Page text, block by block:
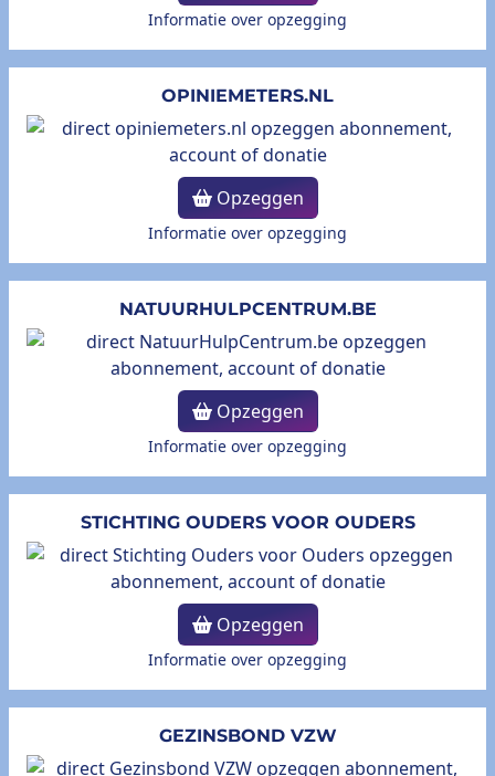
Informatie over opzegging
OPINIEMETERS.NL
Opzeggen
Informatie over opzegging
NATUURHULPCENTRUM.BE
Opzeggen
Informatie over opzegging
STICHTING OUDERS VOOR OUDERS
Opzeggen
Informatie over opzegging
GEZINSBOND VZW